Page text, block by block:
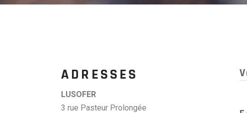
ADRESSES
LUSOFER
3 rue Pasteur Prolongée